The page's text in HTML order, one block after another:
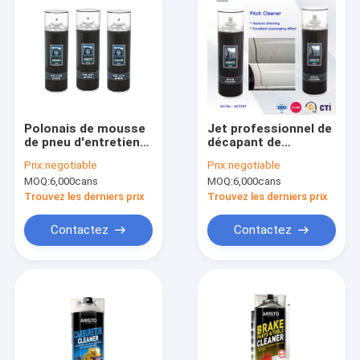
Produits
À propos de nous
Polonais de mousse
de pneu d'entretien
propres et
détaillants de voiture
de jet décapant de
Prix:negotiable
MOQ:6,000cans
Trouvez les derniers prix
Contactez
Jet professionnel de
décapant de
nettoyage 400MLCar
pour les produits
détaillants
Prix:negotiable
MOQ:6,000cans
Trouvez les derniers prix
Contactez